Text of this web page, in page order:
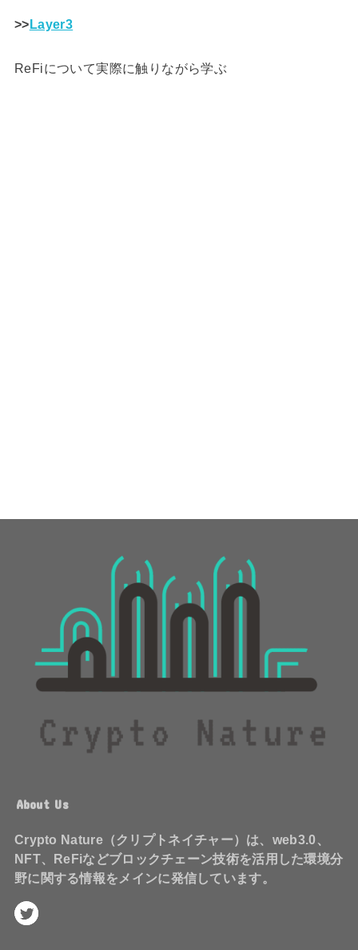
>>Layer3
ReFiについて実際に触りながら学ぶ
About Us
Crypto Nature（クリプトネイチャー）は、web3.0、
NFT、ReFiなどブロックチェーン技術を活用した環境分
野に関する情報をメインに発信しています。